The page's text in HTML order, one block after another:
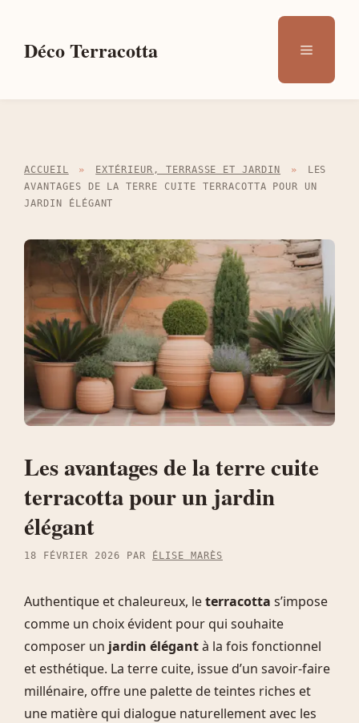
contenuDéco Terracotta Menu
ACCUEIL » EXTÉRIEUR, TERRASSE ET JARDIN »
LES
AVANTAGES DE LA TERRE CUITE TERRACOTTA POUR UN
JARDIN ÉLÉGANT
Les avantages de la terre cuite
terracotta pour un jardin
élégant
18 FÉVRIER 2026 PAR ÉLISE MARÈS
Authentique et chaleureux, leterracotta s’impose
comme un choix évident pour qui souhaite
composer un jardin élégantà la fois fonctionnel
et esthétique. La terre cuite, issue d’un savoir-faire
millénaire, offre une palette de teintes riches et
une matière qui dialogue naturellement avec les